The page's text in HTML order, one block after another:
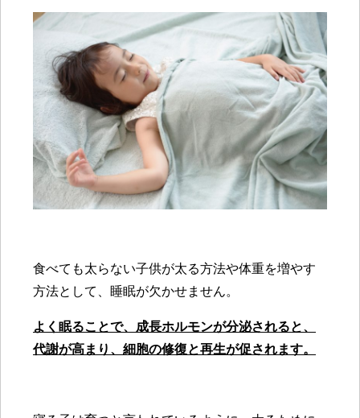
食べても太らない子供が太る方法や体重を増やす
方法として、睡眠が欠かせません。
よく眠ることで、成長ホルモンが分泌されると、
代謝が高まり、細胞の修復と再生が促されます。